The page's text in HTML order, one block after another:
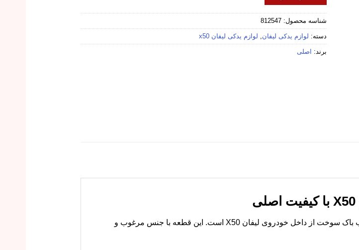
شناسه محصول: 812547
دسته: لوازم یدکی لیفان لوازم یدکی لیفان x50
برند: اصلی
سیم (کابل) درب باک لیفان X50 قطعه‌ای کلیدی برای باز کردن درب باک سوخت از داخل خودروی لیفان X50 است. این قطعه با جنس مرغوب و